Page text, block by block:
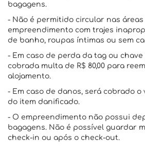
bagagens.
- Não é permitido circular nas
empreendimento com trajes
de banho, roupas íntimas ou sem
- Em caso de perda da tag ou chave
cobrada multa de R$ 80,00 para
alojamento.
- Em caso de danos, será cobrado
do item danificado.
- O empreendimento não possui
bagagens. Não é possível guardar
check-in ou após o check-out.